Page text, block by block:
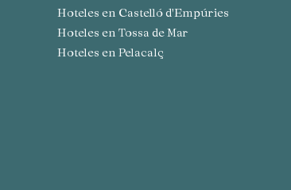
Hoteles en Castelló d'Empúries
Hoteles en Tossa de Mar
Hoteles en Pelacalç